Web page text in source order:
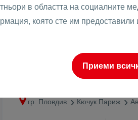
ПРЕД АКТ 14!
КЮЧУК ПАРИЖ
гр. Пловдив Кючук Париж
в областта на социалните
която сте им предоставили
Приеми